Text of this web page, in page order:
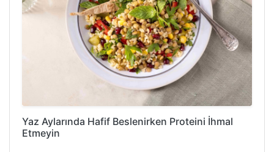
Yaz Aylarında Hafif Beslenirken Proteini İhmal
Etmeyin